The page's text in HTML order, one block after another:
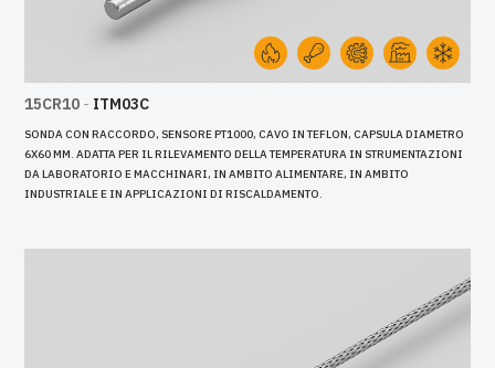
15CR10 - ITM03C
SONDA CON RACCORDO, SENSORE PT1000, CAVO IN TEFLON, CAPSULA DIAMETRO
6X60 MM. ADATTA PER IL RILEVAMENTO DELLA TEMPERATURA IN STRUMENTAZIONI
DA LABORATORIO E MACCHINARI, IN AMBITO ALIMENTARE, IN AMBITO
INDUSTRIALE E IN APPLICAZIONI DI RISCALDAMENTO.